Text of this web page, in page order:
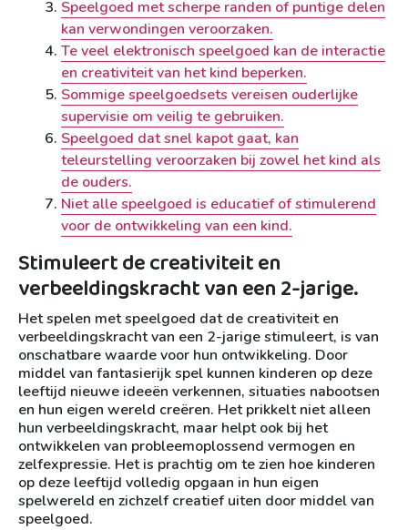
Speelgoed met scherpe randen of puntige delen
kan verwondingen veroorzaken.
Te veel elektronisch speelgoed kan de interactie
en creativiteit van het kind beperken.
Sommige speelgoedsets vereisen ouderlijke
supervisie om veilig te gebruiken.
Speelgoed dat snel kapot gaat, kan
teleurstelling veroorzaken bij zowel het kind als
de ouders.
Niet alle speelgoed is educatief of stimulerend
voor de ontwikkeling van een kind.
Stimuleert de creativiteit en
verbeeldingskracht van een 2-jarige.
Het spelen met speelgoed dat de creativiteit en
verbeeldingskracht van een 2-jarige stimuleert, is van
onschatbare waarde voor hun ontwikkeling. Door
middel van fantasierijk spel kunnen kinderen op deze
leeftijd nieuwe ideeën verkennen, situaties nabootsen
en hun eigen wereld creëren. Het prikkelt niet alleen
hun verbeeldingskracht, maar helpt ook bij het
ontwikkelen van probleemoplossend vermogen en
zelfexpressie. Het is prachtig om te zien hoe kinderen
op deze leeftijd volledig opgaan in hun eigen
spelwereld en zichzelf creatief uiten door middel van
speelgoed.